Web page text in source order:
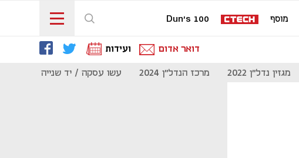
מוסף Dun's 100
דואר אדום ועידות
מגזין נדל"ן 2022 מרכז הנדל"ן 2024 עשו עסקה / יד שנייה